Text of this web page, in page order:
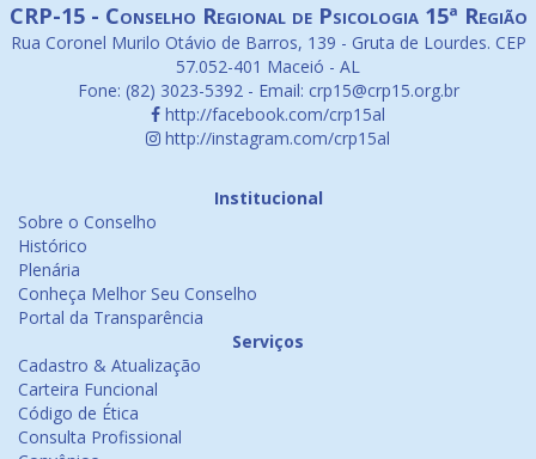
CRP-15 - Conselho Regional de Psicologia 15ª Região
Rua Coronel Murilo Otávio de Barros, 139 - Gruta de Lourdes. CEP
57.052-401 Maceió - AL
Fone: (82) 3023-5392 - Email: crp15@crp15.org.br
http://facebook.com/crp15al
http://instagram.com/crp15al
Institucional
Sobre o Conselho
Histórico
Plenária
Conheça Melhor Seu Conselho
Portal da Transparência
Serviços
Cadastro & Atualização
Carteira Funcional
Código de Ética
Consulta Profissional